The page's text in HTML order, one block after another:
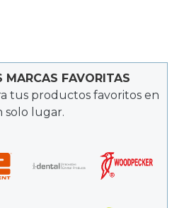
MARCAS FAVORITAS
tus productos favoritos en
solo lugar.